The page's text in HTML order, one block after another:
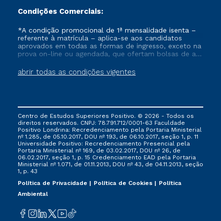
Condições Comerciais:
abrir todas as condições vigentes
*A condição promocional de 1ª mensalidade isenta –
referente à matrícula – aplica-se aos candidatos
aprovados em todas as formas de ingresso, exceto na
prova on-line ou agendada, que ofertam bolsas de até
vigente, que ainda não tenham efetivado e/ou não
tenham cancelado ou trancado sua matrícula em uma
via FIES, Prouni e outros programas governamentais, e
não se acumula com nenhuma outra campanha
ofertada pela Instituição.
Centro de Estudos Superiores Positivo. © 2026 - Todos os
direitos reservados. CNPJ: 78.791.712/0001-63 Faculdade
Positivo Londrina: Recredenciamento pela Portaria Ministerial
nº 1.285, de 05.10.2017, DOU nº 193, de 06.10.2017, seção 1, p. 11
Universidade Positivo: Recredenciamento Presencial ​pela
Portaria Ministerial nº 169, de 03.02.2017, DOU nº 26, de
06.02.2017, seção 1, p. 15 Credenciamento EAD pela Portaria
Ministerial nº 1.071, de 01.11.2013, DOU nº 43, de 04.11.2013, seção
1, p. 43
Política de Privacidade
Política de Cookies
Política
Ambiental